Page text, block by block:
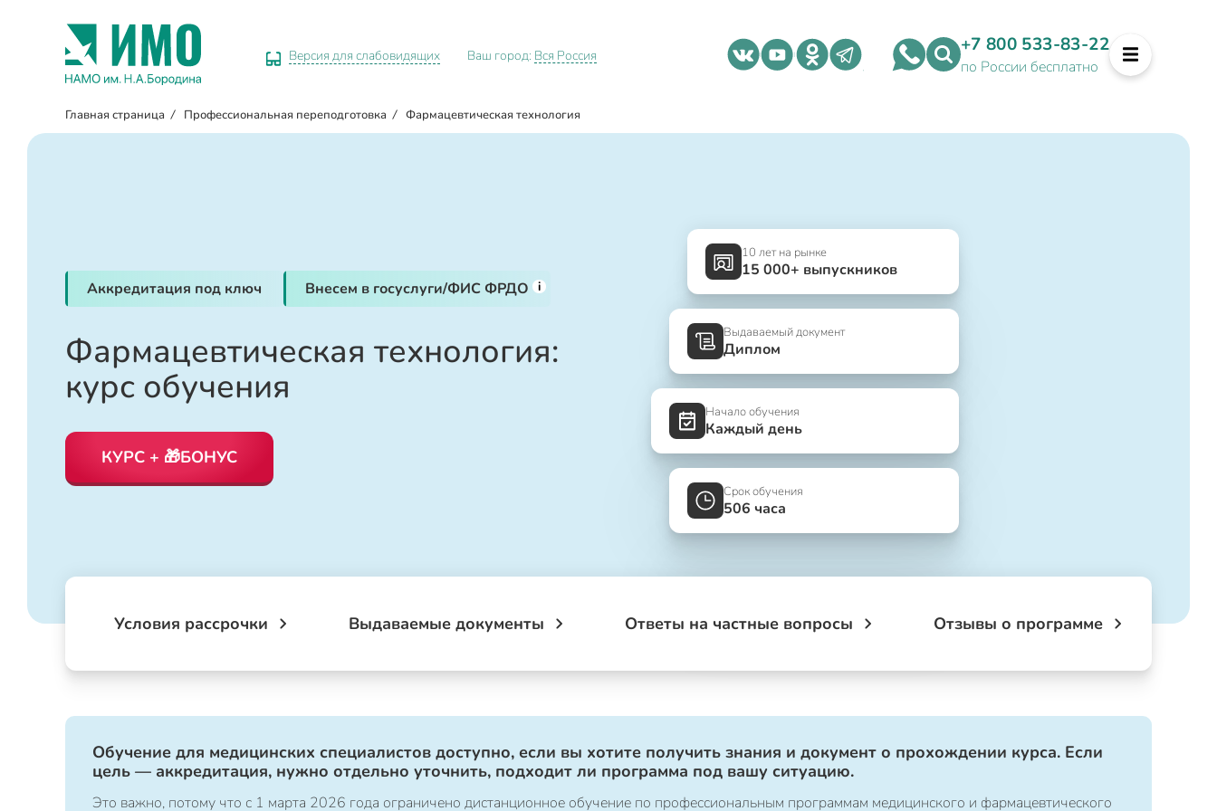
Версия для слабовидящих Ваш город: Вся Россия +7 800 533-83-22
по России бесплатно
Главная страница / Профессиональная переподготовка / Фармацевтическая технология
Аккредитация под ключ Внесем в госуслуги/ФИС ФРДО i
Фармацевтическая технология:
курс обучения
КУРС + 🎁БОНУС
10 лет на рынке
15 000+ выпускников
Выдаваемый документ
Диплом
Начало обучения
Каждый день
Срок обучения
506 часа
Условия рассрочки Выдаваемые документы Ответы на частные вопросы Отзывы о программе
Обучение для медицинских специалистов доступно, если вы хотите получить знания и документ о прохождении курса. Если
цель — аккредитация, нужно отдельно уточнить, подходит ли программа под вашу ситуацию.
Это важно, потому что с 1 марта 2026 года ограничено дистанционное обучение по профессиональным программам медицинского и фармацевтического